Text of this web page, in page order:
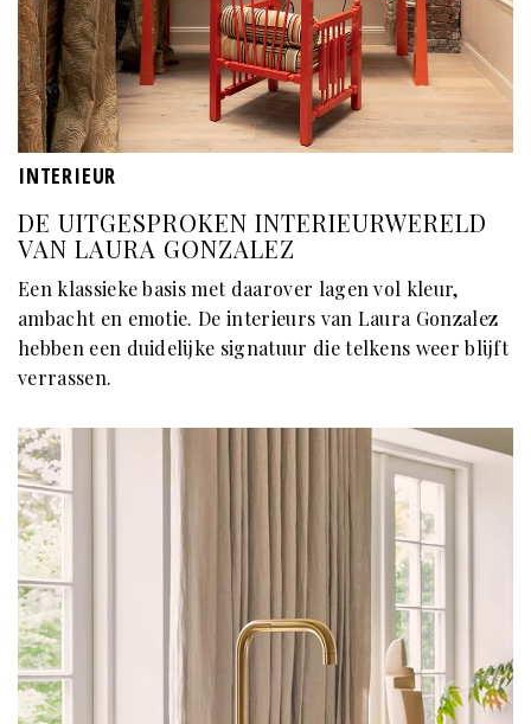
INTERIEUR
DE UITGESPROKEN INTERIEURWERELD
VAN LAURA GONZALEZ
Een klassieke basis met daarover lagen vol kleur,
ambacht en emotie. De interieurs van Laura Gonzalez
hebben een duidelijke signatuur die telkens weer blijft
verrassen.